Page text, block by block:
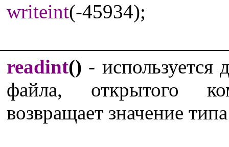
writeint(-45934);
readint() - используется
файла, открытого
возвращает значение